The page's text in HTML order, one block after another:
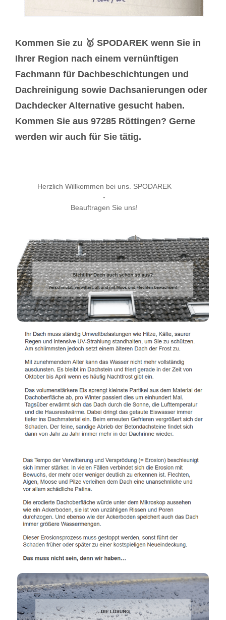
Kommen Sie zu 🥇 SPODAREK wenn Sie in
Ihrer Region nach einem vernünftigen
Fachmann für Dachbeschichtungen und
Dachreinigung sowie Dachsanierungen oder
Dachdecker Alternative gesucht haben.
Kommen Sie aus 97285 Röttingen? Gerne
werden wir auch für Sie tätig.
Herzlich Willkommen bei uns. SPODAREK
-
Beauftragen Sie uns!